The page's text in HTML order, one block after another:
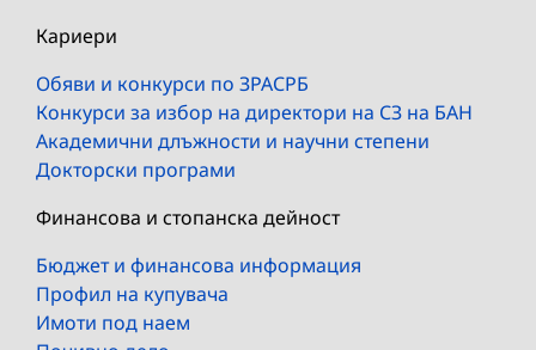
Кариери
Обяви и конкурси по ЗРАСРБ
Конкурси за избор на директори на СЗ на БАН
Академични длъжности и научни степени
Докторски програми
Финансова и стопанска дейност
Бюджет и финансова информация
Профил на купувача
Имоти под наем